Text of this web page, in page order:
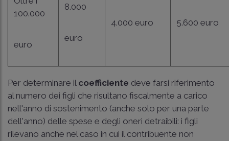
100.000
euro
8.000
euro
4.000 euro 5.600 euro
Per determinare il coefficiente deve farsi riferimento
al numero dei figli che risultano fiscalmente a carico
nell'anno di sostenimento (anche solo per una parte
dell'anno) delle spese e degli oneri detraibili: i figli
rilevano anche nel caso in cui il contribuente non